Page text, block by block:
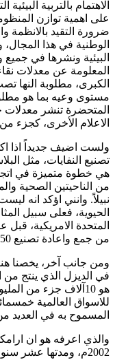
الاهتمام بالتربية
على اهمية توازن
ضرورة التقيد بالانظمة
الوطنية في هذا
البيئية ونشرها في
المعلومة عن معدلات
الكبرى، مطلوبة النها
مستوى وعيه بما هو
المتحضرة تنشر
الاعلام الأخرى، كجزء
ولست اضيف جديداً اذا
تصنيع النفايات، مثل
هي خطوة متميزة في
من الناحيتين الصحية
نبيلاً. وانني اؤكد انه
الحيوية، فعلى سبيل
المتحدة الامريكية،
من جمع واعادة تصنيع 50% من النفايات التي تقدر بملايين الاطنان.
ومن جانب آخر، يخصنا
في الديزل الذي ينتج من
هو 10آلاف جزء من
للاسواق العالمية
المسموح به في العديد
والذي اعرفه هو ان
2002م، ومدتها عشر